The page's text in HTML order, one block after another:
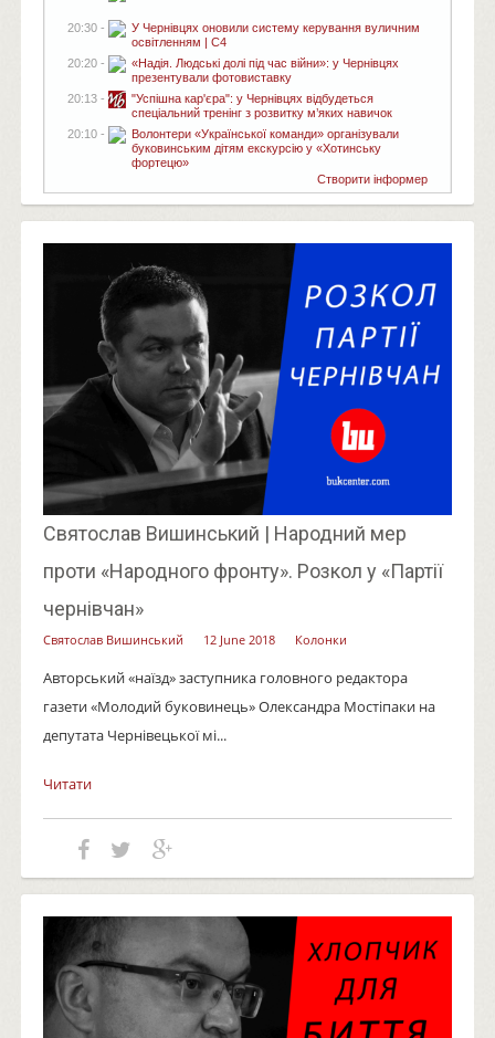
20:30 -
У Чернівцях оновили систему керування вуличним
освітленням | C4
20:20 -
«Надія. Людські долі під час війни»: у Чернівцях
презентували фотовиставку
20:13 -
"Успішна кар'єра": у Чернівцях відбудеться
спеціальний тренінг з розвитку м’яких навичок
20:10 -
Волонтери «Української команди» організували
буковинським дітям екскурсію у «Хотинську
фортецю»
Створити інформер
Святослав Вишинський | Народний мер
проти «Народного фронту». Розкол у «Партії
чернівчан»
Святослав Вишинський 12 June 2018 Колонки
Авторський «наїзд» заступника головного редактора
газети «Молодий буковинець» Олександра Мостіпаки на
депутата Чернівецької мі...
Читати